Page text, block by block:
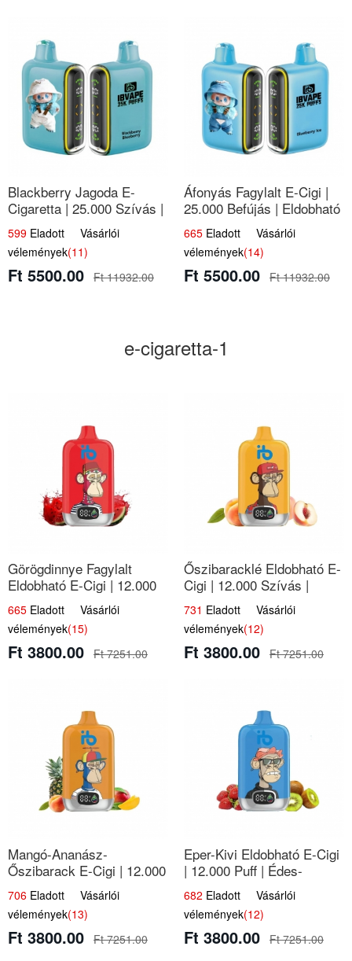
Blackberry Jagoda E-
Cigaretta | 25.000 Szívás |
Ízesített E-Liquid
599 Eladott Vásárlói
vélemények(11)
Ft 5500.00 Ft 11932.00
Áfonyás Fagylalt E-Cigi |
25.000 Befújás | Eldobható
E-Cigaretta
665 Eladott Vásárlói
vélemények(14)
Ft 5500.00 Ft 11932.00
e-cigaretta-1
Görögdinnye Fagylalt
Eldobható E-Cigi | 12.000
Szívás | Édes Vízidín Íz
665 Eladott Vásárlói
vélemények(15)
Ft 3800.00 Ft 7251.00
Őszibaracklé Eldobható E-
Cigi | 12.000 Szívás |
Frissítő Barack Íz
731 Eladott Vásárlói
vélemények(12)
Ft 3800.00 Ft 7251.00
Mangó-Ananász-
Őszibarack E-Cigi | 12.000
Befújás | Tropikus
Gyümölcs Íz
706 Eladott Vásárlói
vélemények(13)
Ft 3800.00 Ft 7251.00
Eper-Kivi Eldobható E-Cigi
| 12.000 Puff | Édes-
Gyümölcs Íz
682 Eladott Vásárlói
vélemények(12)
Ft 3800.00 Ft 7251.00